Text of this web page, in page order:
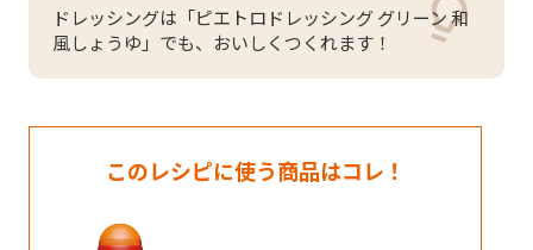
ドレッシングは「ピエトロドレッシング グリーン 和
風しょうゆ」でも、おいしくつくれます！
このレシピに使う商品はコレ！